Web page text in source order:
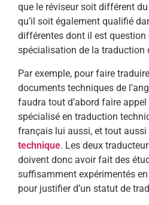
que le réviseur soit différent
qu’il soit également qualifié
différentes dont il est question
spécialisation de la traduction
Par exemple, pour faire
documents techniques de
faudra tout d’abord faire
spécialisé en traduction
français lui aussi, et tout aussi
technique. Les deux
doivent donc avoir fait des
suffisamment expérimentés
pour justifier d’un statut de